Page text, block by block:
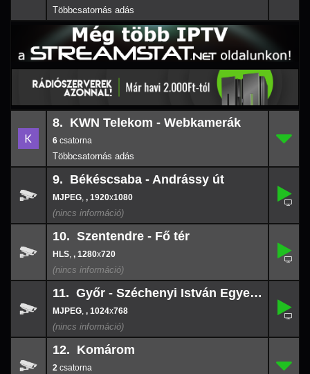
8. KWN Telekom - Webkamerák
6
9. Békéscsaba - Andrássy út
, , 1920x1080
1920x
10.
10. Szentendre - Fő tér
, , 1280x720
,
1280x
11.
11. Győr - Széchenyi István Egyetem
, , 1024x768
1024x
12.
12. Komárom
2